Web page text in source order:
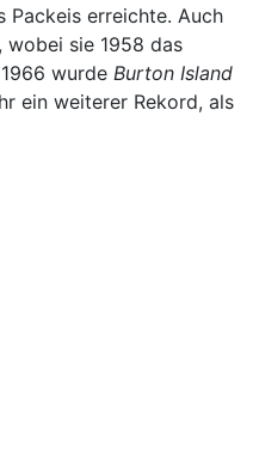
Packeis erreichte. Auch
sie 1958 das
wurde Burton Island
ein weiterer Rekord, als